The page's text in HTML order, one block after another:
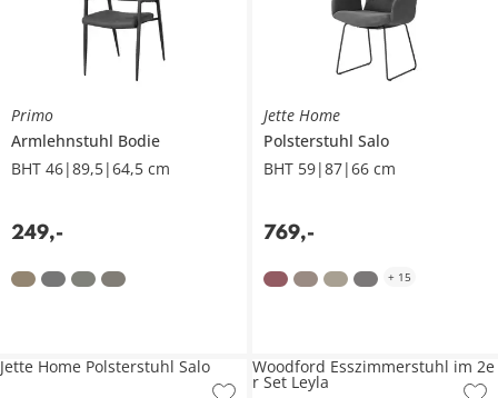
Primo
Armlehnstuhl Bodie
BHT 46|89,5|64,5 cm
249,-
Jette Home
Polsterstuhl Salo
BHT 59|87|66 cm
769,-
+ 15
Jette Home Polsterstuhl Salo Woodford Esszimmerstuhl im 2e
r Set Leyla